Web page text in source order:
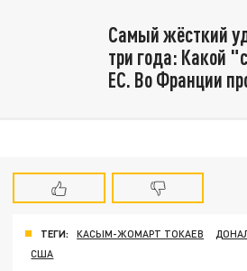
Самый жёсткий
три года: Какой
ЕС. Во Франции
ТЕГИ: КАСЫМ-ЖОМАРТ ТОКАЕВ
США